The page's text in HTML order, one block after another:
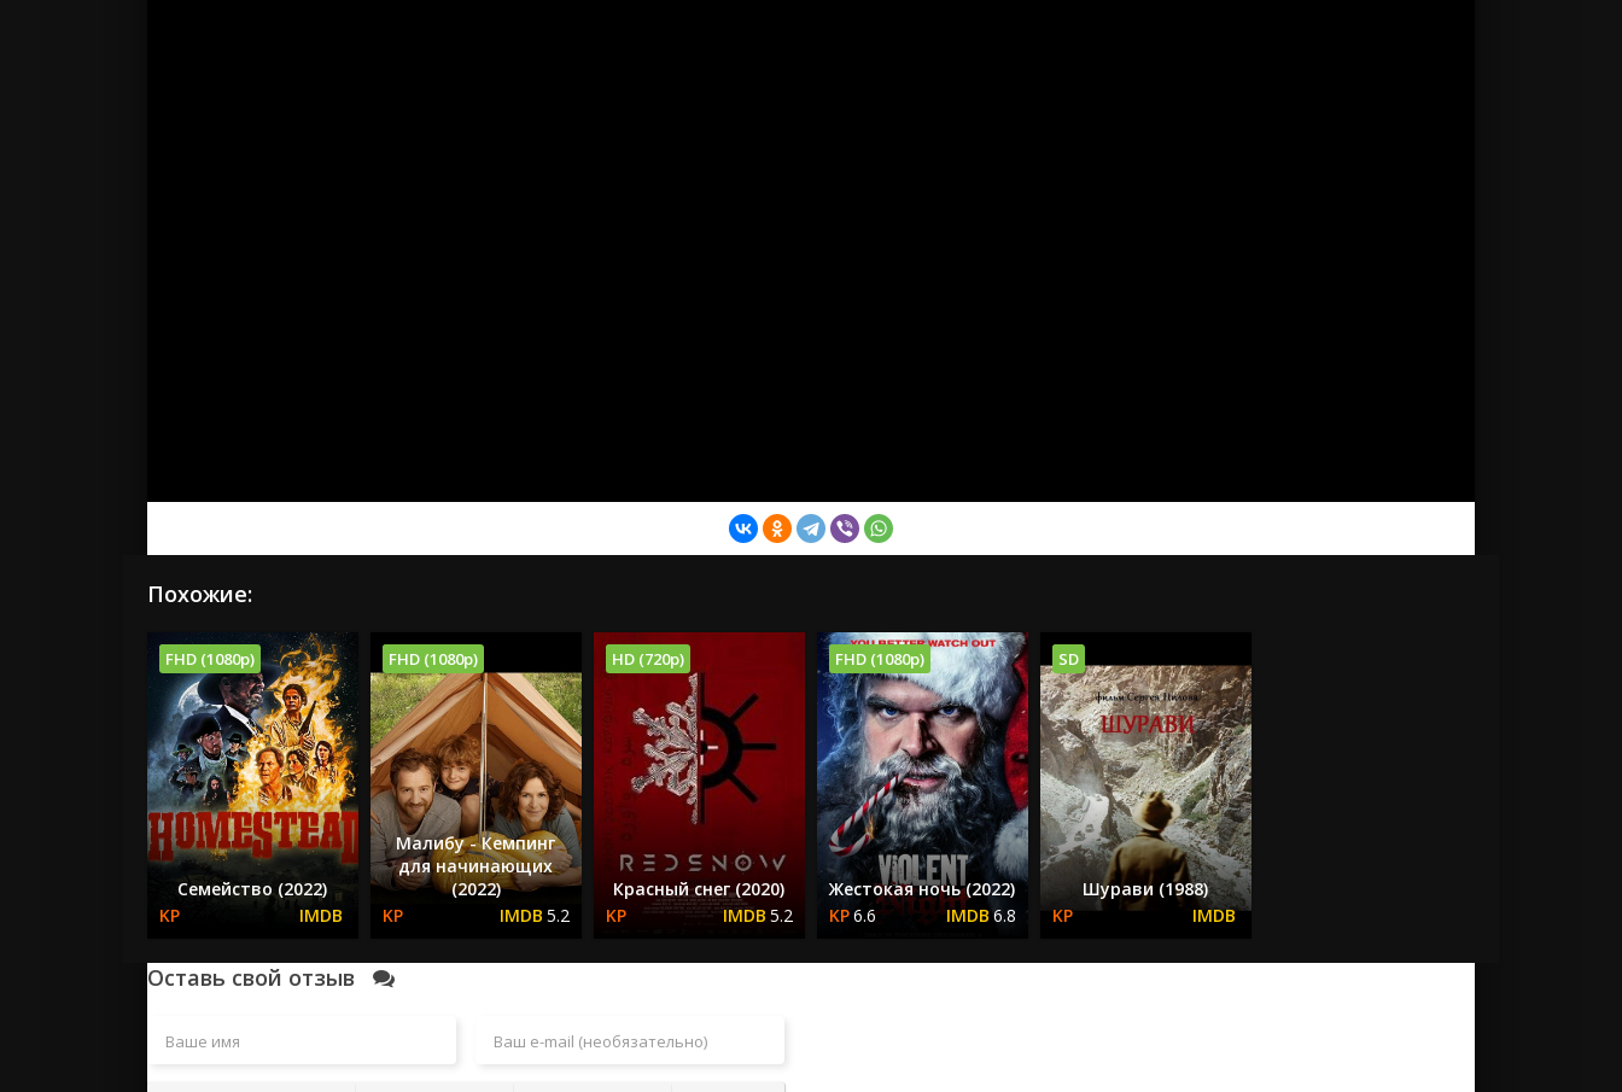
Похожие:
FHD (1080p)
Семейство (2022)
FHD (1080p)
Малибу - Кемпинг
для начинающих
(2022)
5.2
HD (720p)
Красный снег (2020)
5.2
FHD (1080p)
Жестокая ночь (2022)
6.6
6.8
SD
Шурави (1988)
Оставь свой отзыв